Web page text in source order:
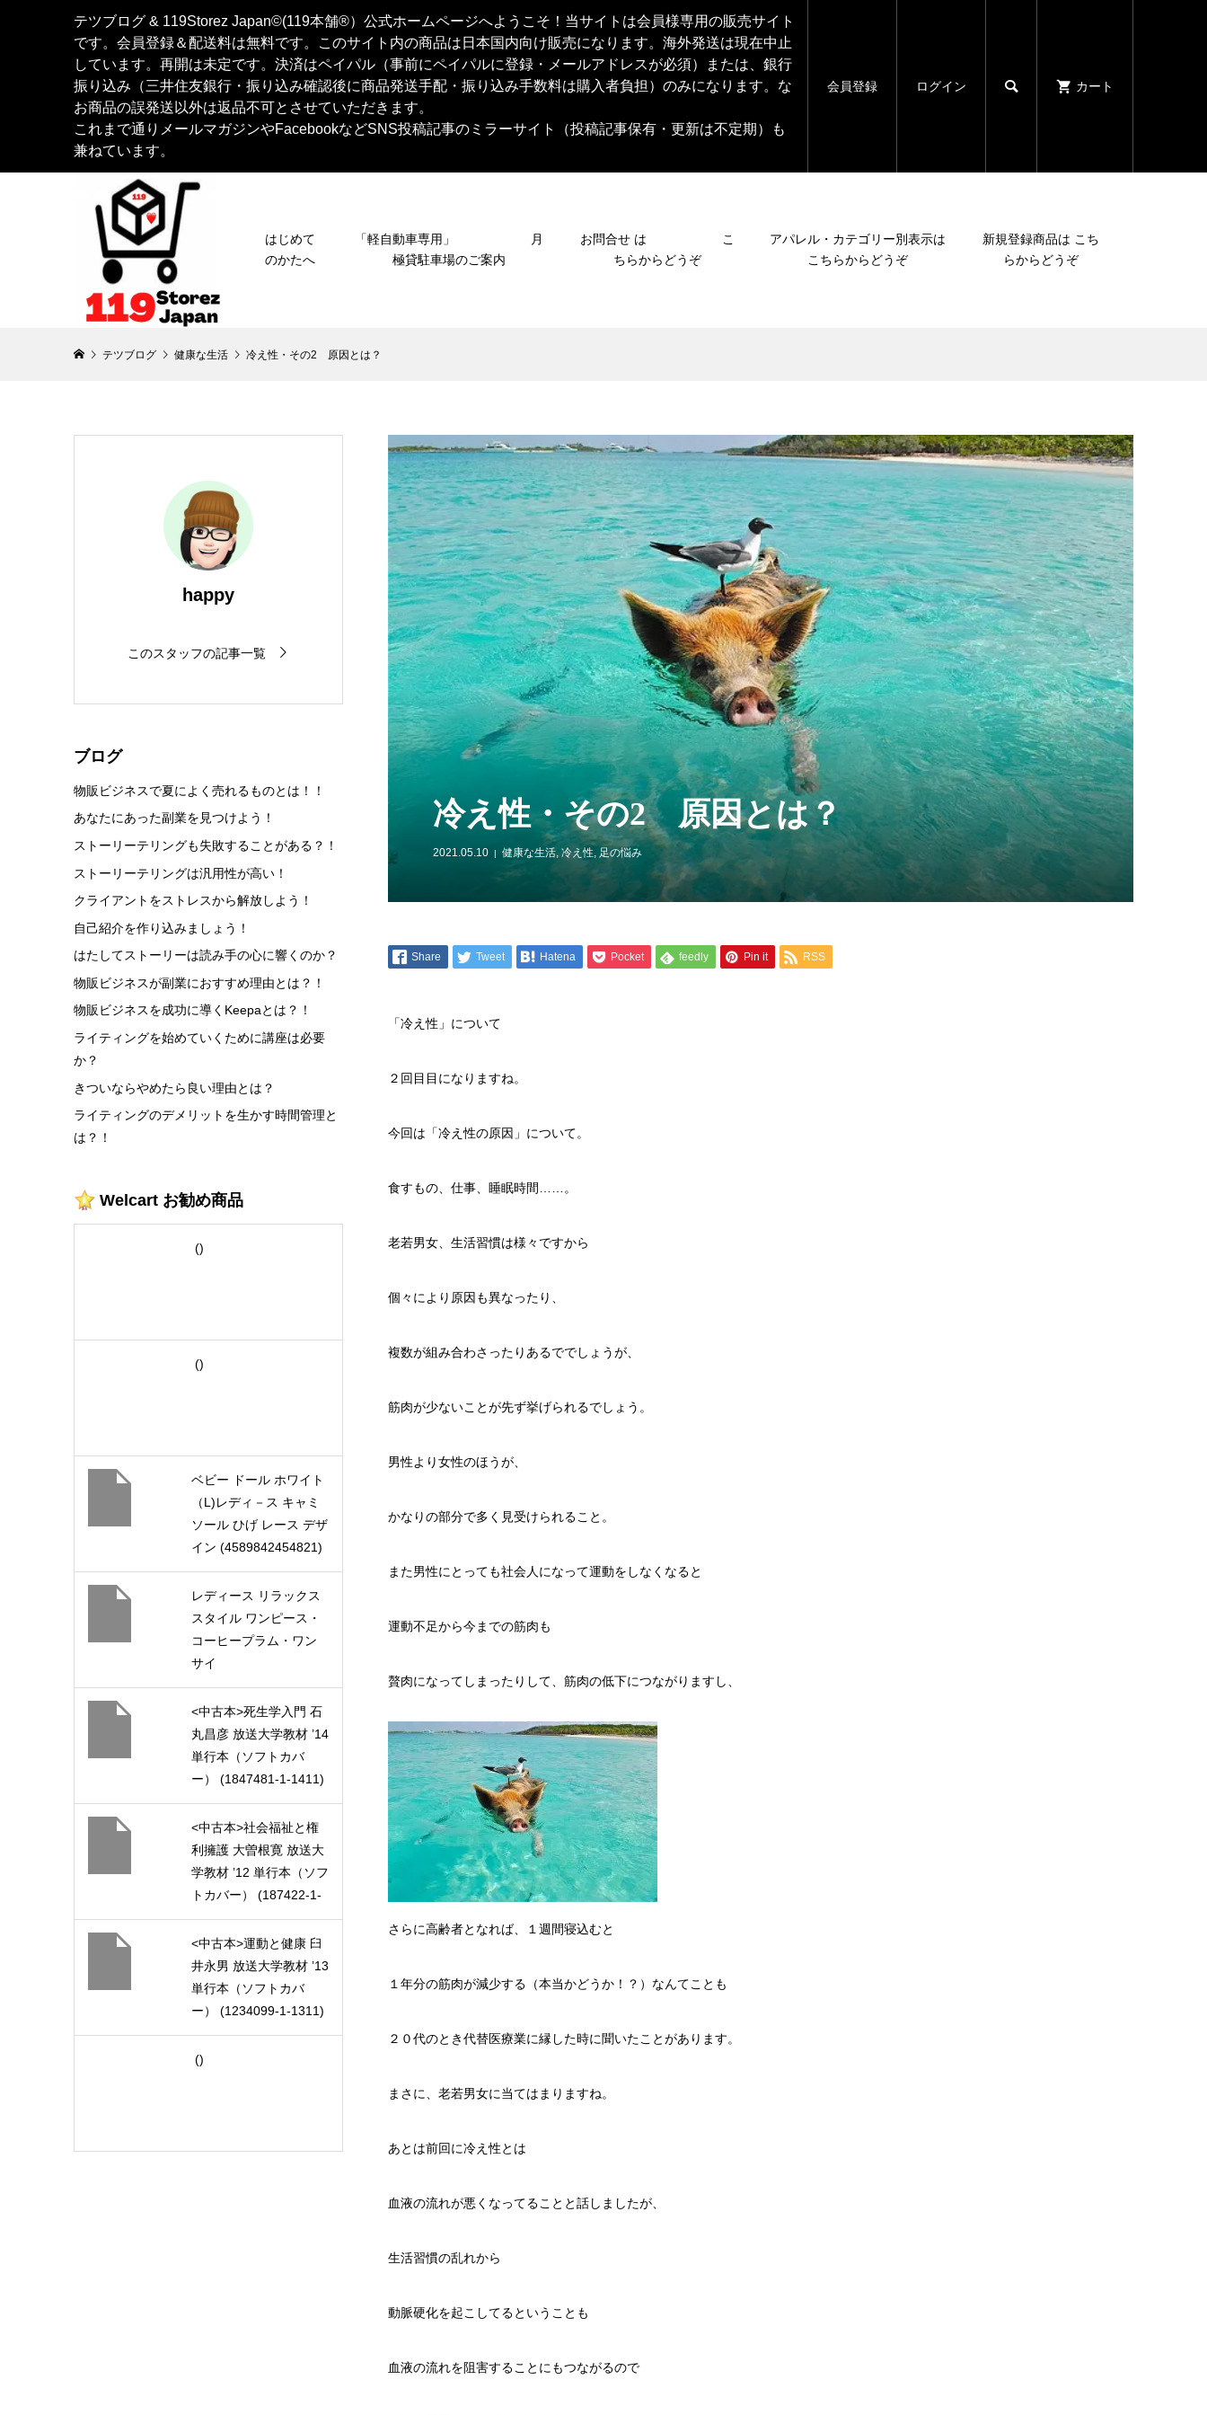
テツブログ & 119Storez Japan©︎(119本舗®︎）公式ホームページへようこそ！当サイトは会員様専用の販売サイト
です。会員登録＆配送料は無料です。このサイト内の商品は日本国内向け販売になります。海外発送は現在中止
しています。再開は未定です。決済はペイパル（事前にペイパルに登録・メールアドレスが必須）または、銀行
振り込み（三井住友銀行・振り込み確認後に商品発送手配・振り込み手数料は購入者負担）のみになります。な
お商品の誤発送以外は返品不可とさせていただきます。
これまで通りメールマガジンやFacebookなどSNS投稿記事のミラーサイト（投稿記事保有・更新は不定期）も
兼ねています。
会員登録 ログイン  カート
はじめて
のかたへ
「軽自動車専用」 月
極貸駐車場のご案内
お問合せ は こ
ちらからどうぞ
アパレル・カテゴリー別表示は
こちらからどうぞ
新規登録商品は こち
らからどうぞ
テツブログ 健康な生活 冷え性・その2 原因とは？
冷え性・その2 原因とは？
2021.05.10 健康な生活 冷え性 足の悩み
Share Tweet Hatena Pocket feedly Pin it RSS
「冷え性」について
２回目目になりますね。
今回は「冷え性の原因」について。
食すもの、仕事、睡眠時間……。
老若男女、生活習慣は様々ですから
個々により原因も異なったり、
複数が組み合わさったりあるででしょうが、
筋肉が少ないことが先ず挙げられるでしょう。
男性より女性のほうが、
かなりの部分で多く見受けられること。
また男性にとっても社会人になって運動をしなくなると
運動不足から今までの筋肉も
贅肉になってしまったりして、筋肉の低下につながりますし、
さらに高齢者となれば、１週間寝込むと
１年分の筋肉が減少する（本当かどうか！？）なんてことも
２０代のとき代替医療業に縁した時に聞いたことがあります。
まさに、老若男女に当てはまりますね。
あとは前回に冷え性とは
血液の流れが悪くなってることと話しましたが、
生活習慣の乱れから
動脈硬化を起こしてるということも
血液の流れを阻害することにもつながるので
happy
このスタッフの記事一覧
ブログ
物販ビジネスで夏によく売れるものとは！！
あなたにあった副業を見つけよう！
ストーリーテリングも失敗することがある？！
ストーリーテリングは汎用性が高い！
クライアントをストレスから解放しよう！
自己紹介を作り込みましょう！
はたしてストーリーは読み手の心に響くのか？
物販ビジネスが副業におすすめ理由とは？！
物販ビジネスを成功に導くKeepaとは？！
ライティングを始めていくために講座は必要
か？
きついならやめたら良い理由とは？
ライティングのデメリットを生かす時間管理と
は？！
Welcart お勧め商品
()
()
ベビー ドール ホワイト
（L)レディ－ス キャミ
ソール ひげ レース デザ
イン (4589842454821)
レディース リラックス
スタイル ワンピース・
コーヒープラム・ワン
サイ
ズ (4589842454128)
<中古本>死生学入門 石
丸昌彦 放送大学教材 ’14
単行本（ソフトカバ
ー） (1847481-1-1411)
<中古本>社会福祉と権
利擁護 大曽根寛 放送大
学教材 ’12 単行本（ソフ
トカバー） (187422-1-
1211)
<中古本>運動と健康 臼
井永男 放送大学教材 ’13
単行本（ソフトカバ
ー） (1234099-1-1311)
()